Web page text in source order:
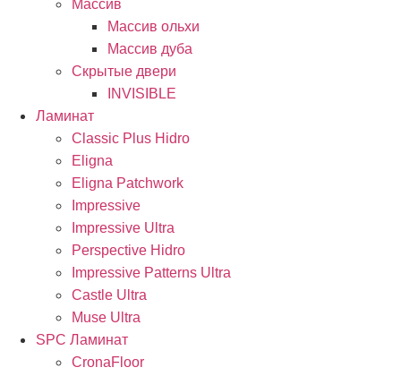
Массив
Массив ольхи
Массив дуба
Скрытые двери
INVISIBLE
Ламинат
Classic Plus Hidro
Eligna
Eligna Patchwork
Impressive
Impressive Ultra
Perspective Hidro
Impressive Patterns Ultra
Castle Ultra
Muse Ultra
SPC Ламинат
CronaFloor